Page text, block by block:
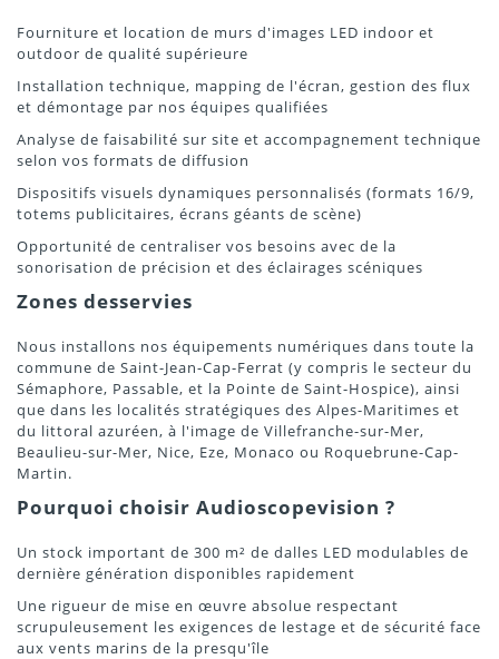
Fourniture et location de murs d'images LED indoor et
outdoor de qualité supérieure
Installation technique, mapping de l'écran, gestion des flux
et démontage par nos équipes qualifiées
Analyse de faisabilité sur site et accompagnement technique
selon vos formats de diffusion
Dispositifs visuels dynamiques personnalisés (formats 16/9,
totems publicitaires, écrans géants de scène)
Opportunité de centraliser vos besoins avec de la
sonorisation de précision et des éclairages scéniques
Zones desservies
Nous installons nos équipements numériques dans toute la
commune de Saint-Jean-Cap-Ferrat (y compris le secteur du
Sémaphore, Passable, et la Pointe de Saint-Hospice), ainsi
que dans les localités stratégiques des Alpes-Maritimes et
du littoral azuréen, à l'image de Villefranche-sur-Mer,
Beaulieu-sur-Mer, Nice, Eze, Monaco ou Roquebrune-Cap-
Martin.
Pourquoi choisir Audioscopevision ?
Un stock important de 300 m² de dalles LED modulables de
dernière génération disponibles rapidement
Une rigueur de mise en œuvre absolue respectant
scrupuleusement les exigences de lestage et de sécurité face
aux vents marins de la presqu'île